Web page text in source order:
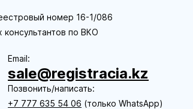
номер 16-1/086
по ВКО
Еmail:
sale@registracia.kz
Позвонить/написать:
+7 777 635 54 06 (только WhatsApp)